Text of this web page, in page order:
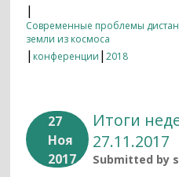
|
Современные проблемы
земли из космоса
| конференции |2018
27
Ноя
2017
Итоги
27.11.2017
Submitted by